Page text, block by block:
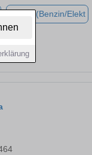
Hybrid (Benzin/Elekt